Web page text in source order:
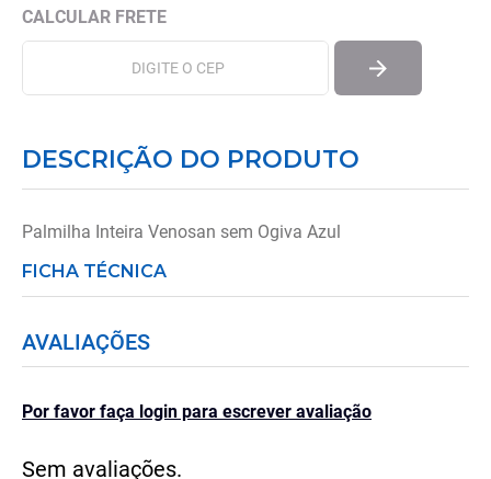
DESCRIÇÃO DO PRODUTO
Palmilha Inteira Venosan sem Ogiva Azul
FICHA TÉCNICA
AVALIAÇÕES
Por favor faça login para escrever avaliação
Sem avaliações.